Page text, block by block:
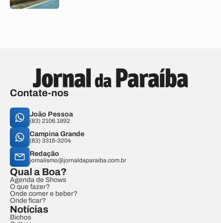
Contate-nos
João Pessoa
(83) 2106.1892
Campina Grande
(83) 3315-3204
Redação
jornalismo@jornaldaparaiba.com.br
Qual a Boa?
Agenda de Shows
O que fazer?
Onde comer e beber?
Onde ficar?
Notícias
Bichos